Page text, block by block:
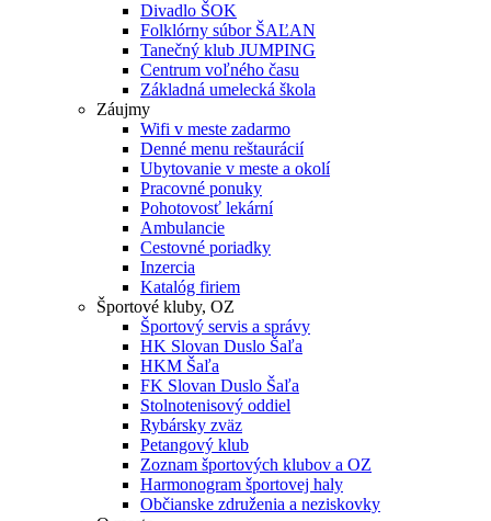
Divadlo ŠOK
Folklórny súbor ŠAĽAN
Tanečný klub JUMPING
Centrum voľného času
Základná umelecká škola
Záujmy
Wifi v meste zadarmo
Denné menu reštaurácií
Ubytovanie v meste a okolí
Pracovné ponuky
Pohotovosť lekární
Ambulancie
Cestovné poriadky
Inzercia
Katalóg firiem
Športové kluby, OZ
Športový servis a správy
HK Slovan Duslo Šaľa
HKM Šaľa
FK Slovan Duslo Šaľa
Stolnotenisový oddiel
Rybársky zväz
Petangový klub
Zoznam športových klubov a OZ
Harmonogram športovej haly
Občianske združenia a neziskovky